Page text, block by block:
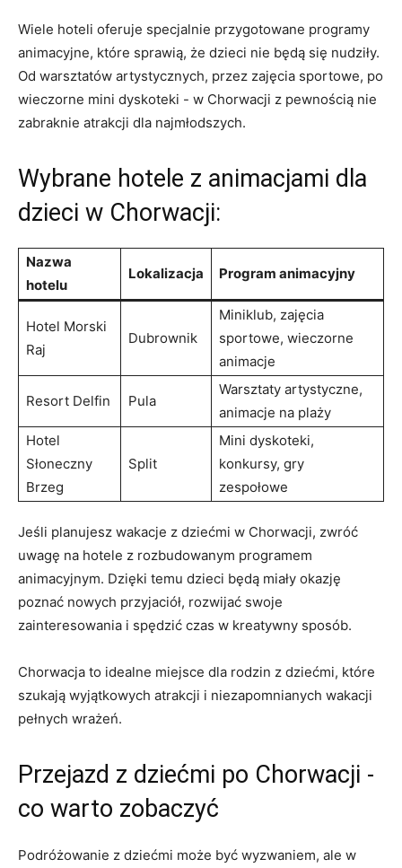
Wiele hoteli⁢ oferuje specjalnie przygotowane programy
animacyjne,‌ które sprawią, ‌że dzieci nie będą się‍ nudziły.
Od warsztatów artystycznych, przez zajęcia​ sportowe, po
wieczorne mini ‍dyskoteki -‍ w‍ Chorwacji z pewnością nie
zabraknie atrakcji dla ‌najmłodszych.
Wybrane ​hotele z animacjami dla
dzieci w⁣ Chorwacji:
Nazwa
hotelu
Lokalizacja Program animacyjny
Hotel Morski
Raj
Dubrownik
Miniklub, zajęcia
sportowe, wieczorne
animacje
Resort Delfin Pula
Warsztaty artystyczne,
animacje na plaży
Hotel
Słoneczny
Brzeg
Split
Mini dyskoteki,
konkursy,⁣ gry‌
zespołowe
Jeśli planujesz ‍wakacje z ‍dziećmi w Chorwacji, zwróć
uwagę na hotele⁤ z rozbudowanym programem⁣
animacyjnym. ⁤Dzięki temu dzieci będą‌ miały okazję
poznać nowych przyjaciół, rozwijać swoje⁢
zainteresowania i spędzić czas w ‍kreatywny sposób.
Chorwacja ​to idealne miejsce dla rodzin z ‌dziećmi, ‌które
szukają wyjątkowych atrakcji ‌i niezapomnianych‌ wakacji
pełnych⁣ wrażeń.
Przejazd z ‌dziećmi po​ Chorwacji​ -‌
co warto ‍zobaczyć
Podróżowanie ‌z‌ dziećmi może ‌być wyzwaniem, ale w